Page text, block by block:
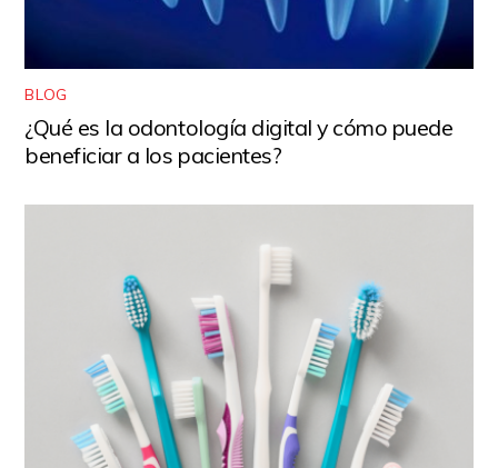
BLOG
¿Qué es la odontología digital y cómo puede
beneficiar a los pacientes?